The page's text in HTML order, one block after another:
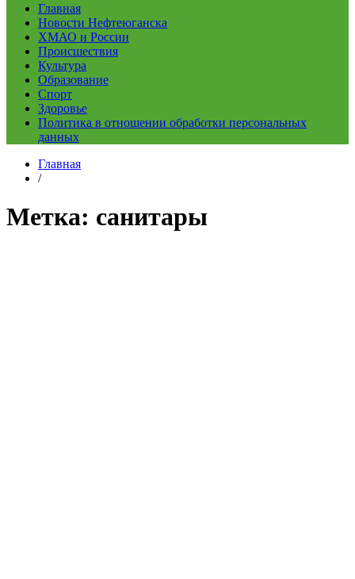
Главная
Новости Нефтеюганска
ХМАО и России
Происшествия
Культура
Образование
Спорт
Здоровье
Политика в отношении обработки персональных
данных
Главная
/
Метка: санитары